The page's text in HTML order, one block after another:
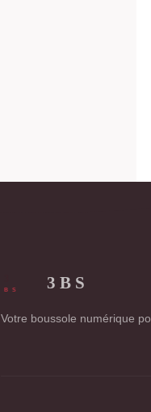
3 B S
Votre boussole numérique